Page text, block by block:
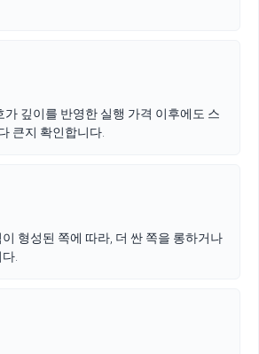
가 깊이를 반영한 실행 가격 이후에도 스
큰지 확인합니다.
형성된 쪽에 따라, 더 싼 쪽을 롱하거나
.